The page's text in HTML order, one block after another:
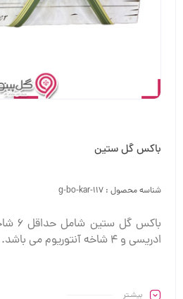
باکس گل ستین
شناسه محصول : g-bo-kar-117
ادریسی و 4 شاخه آنتوریوم می باشد.
بیشـتر